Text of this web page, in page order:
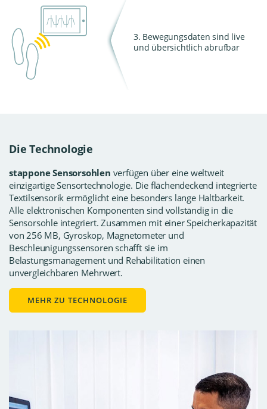
3. Bewegungsdaten sind live
und übersichtlich abrufbar
Die Technologie
stappone Sensorsohlen verfügen über eine weltweit
einzigartige Sensortechnologie. Die flächendeckend integrierte
Textilsensorik ermöglicht eine besonders lange Haltbarkeit.
Alle elektronischen Komponenten sind vollständig in die
Sensorsohle integriert. Zusammen mit einer Speicherkapazität
von 256 MB, Gyroskop, Magnetometer und
Beschleunigungssensoren schafft sie im
Belastungsmanagement und Rehabilitation einen
unvergleichbaren Mehrwert.
MEHR ZU TECHNOLOGIE